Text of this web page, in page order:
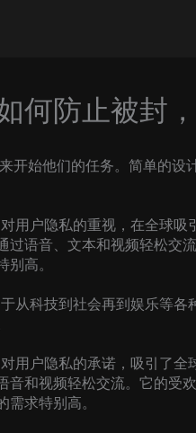
何防止被封
开始他们的任务。简单的
用户隐私的重视，在全球
语音、文本和视频轻松交
高。
从科技到社会再到娱乐等
用户隐私的承诺，吸引了
和视频轻松交流。它的
求特别高。